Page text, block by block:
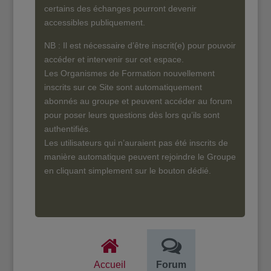
certains des échanges pourront devenir
accessibles publiquement.
NB : Il est nécessaire d’être inscrit(e) pour pouvoir
accéder et intervenir sur cet espace.
Les Organismes de Formation nouvellement
inscrits sur ce Site sont automatiquement
abonnés au groupe et peuvent accéder au forum
pour poser leurs questions dès lors qu’ils sont
authentifiés.
Les utilisateurs qui n’auraient pas été inscrits de
manière automatique peuvent rejoindre le Groupe
en cliquant simplement sur le bouton dédié.
Accueil Forum